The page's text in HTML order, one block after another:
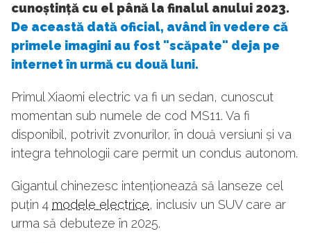
cunoștință cu el până la finalul anului 2023.
De această dată oficial, având în vedere că
primele imagini au fost "scăpate" deja pe
internet în urmă cu două luni.
Primul Xiaomi electric va fi un sedan, cunoscut
momentan sub numele de cod MS11. Va fi
disponibil, potrivit zvonurilor, în două versiuni și va
integra tehnologii care permit un condus autonom.
Gigantul chinezesc intenționează să lanseze cel
puțin 4 modele electrice, inclusiv un SUV care ar
urma să debuteze în 2025.